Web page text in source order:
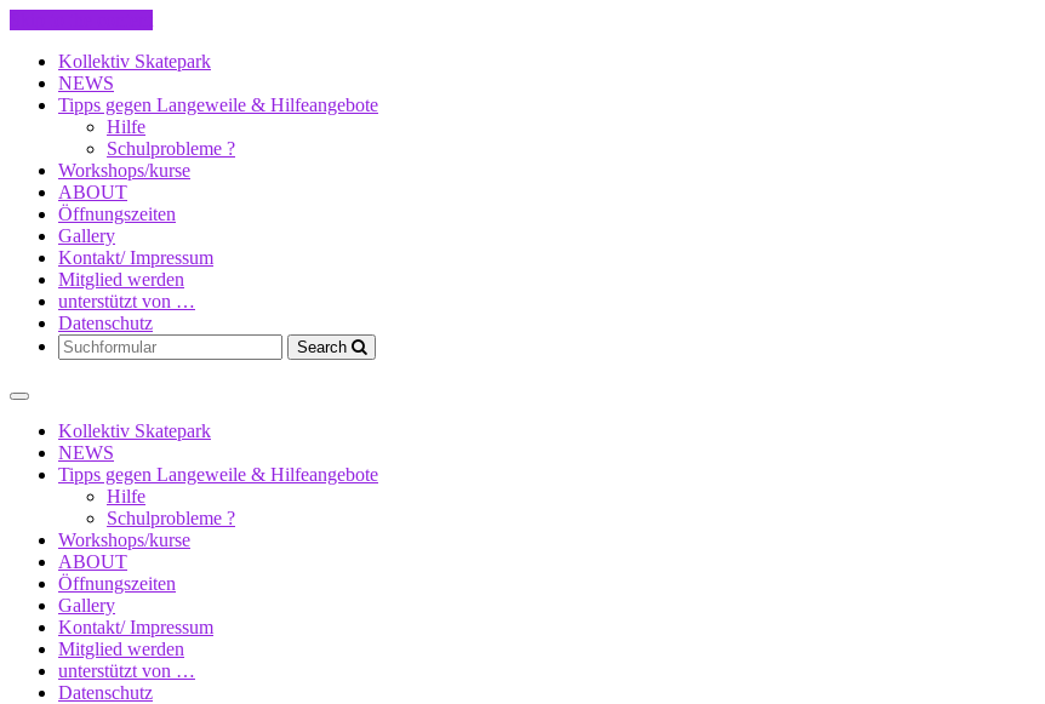
Kollektiv Skatepark
NEWS
Tipps gegen Langeweile & Hilfeangebote
Hilfe
Schulprobleme ?
Workshops/kurse
ABOUT
Öffnungszeiten
Gallery
Kontakt/ Impressum
Mitglied werden
unterstützt von …
Datenschutz
Search
Kollektiv Skatepark
NEWS
Tipps gegen Langeweile & Hilfeangebote
Hilfe
Schulprobleme ?
Workshops/kurse
ABOUT
Öffnungszeiten
Gallery
Kontakt/ Impressum
Mitglied werden
unterstützt von …
Datenschutz